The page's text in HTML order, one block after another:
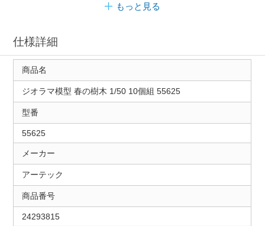
もっと見る
仕様詳細
商品名
ジオラマ模型 春の樹木 1/50 10個組 55625
型番
55625
メーカー
アーテック
商品番号
24293815